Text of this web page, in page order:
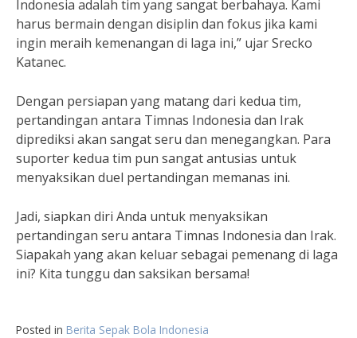
Indonesia adalah tim yang sangat berbahaya. Kami
harus bermain dengan disiplin dan fokus jika kami
ingin meraih kemenangan di laga ini,” ujar Srecko
Katanec.
Dengan persiapan yang matang dari kedua tim,
pertandingan antara Timnas Indonesia dan Irak
diprediksi akan sangat seru dan menegangkan. Para
suporter kedua tim pun sangat antusias untuk
menyaksikan duel pertandingan memanas ini.
Jadi, siapkan diri Anda untuk menyaksikan
pertandingan seru antara Timnas Indonesia dan Irak.
Siapakah yang akan keluar sebagai pemenang di laga
ini? Kita tunggu dan saksikan bersama!
Posted in Berita Sepak Bola Indonesia